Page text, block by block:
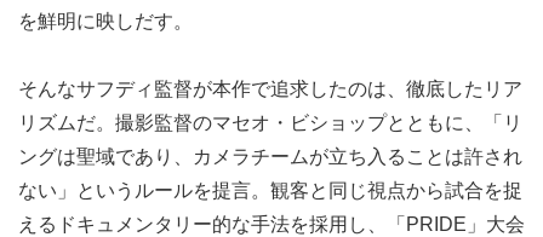
を鮮明に映しだす。
そんなサフディ監督が本作で追求したのは、徹底したリア
リズムだ。撮影監督のマセオ・ビショップとともに、「リ
ングは聖域であり、カメラチームが立ち入ることは許され
ない」というルールを提言。観客と同じ視点から試合を捉
えるドキュメンタリー的な手法を採用し、「PRIDE」大会